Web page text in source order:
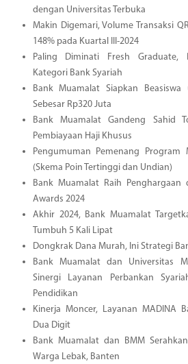
dengan Universitas Terbuka
Makin Digemari, Volume Transaksi
148% pada Kuartal III-2024
Paling Diminati Fresh Graduate,
Kategori Bank Syariah
Bank Muamalat Siapkan
Sebesar Rp320 Juta
Bank Muamalat Gandeng Sahid
Pembiayaan Haji Khusus
Pengumuman Pemenang Program
(Skema Poin Tertinggi dan Undian)
Bank Muamalat Raih Penghargaan
Awards 2024
Akhir 2024, Bank Muamalat
Tumbuh 5 Kali Lipat
Dongkrak Dana Murah, Ini Strategi
Bank Muamalat dan Universitas
Sinergi Layanan Perbankan
Pendidikan
Kinerja Moncer, Layanan MADINA
Dua Digit
Bank Muamalat dan BMM
Warga Lebak, Banten